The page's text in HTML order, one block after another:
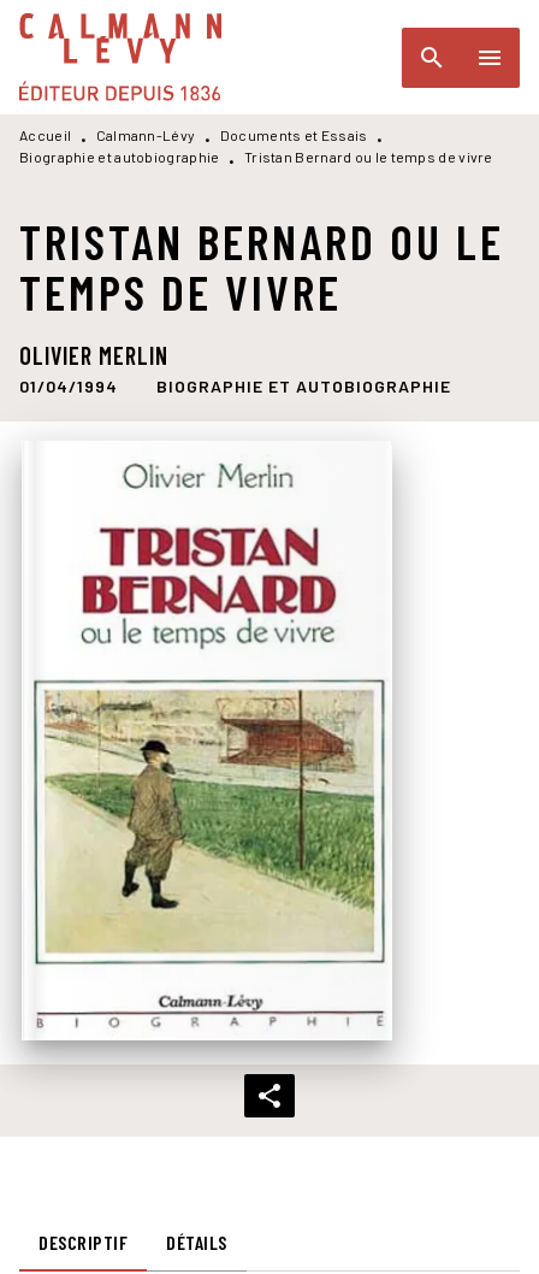
MENU RECHERCHE
PIED DE PAGE
search menu
Accueil • Calmann-Lévy • Documents et Essais
•
Biographie et autobiographie
• Tristan Bernard ou le temps de vivre
TRISTAN BERNARD OU LE
TEMPS DE VIVRE
OLIVIER MERLIN
01/04/1994 BIOGRAPHIE ET AUTOBIOGRAPHIE
DESCRIPTIF DÉTAILS